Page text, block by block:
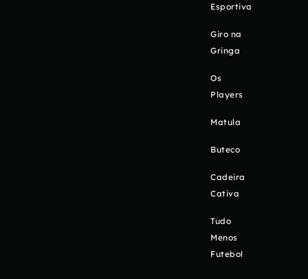
Esportiva
Giro na
Gringa
Os
Players
Matula
Buteco
Cadeira
Cativa
Tudo
Menos
Futebol